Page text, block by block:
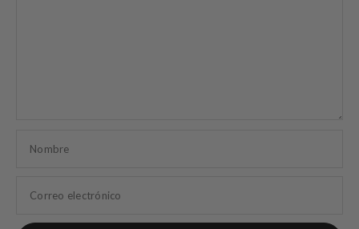
Nombre
Correo electrónico